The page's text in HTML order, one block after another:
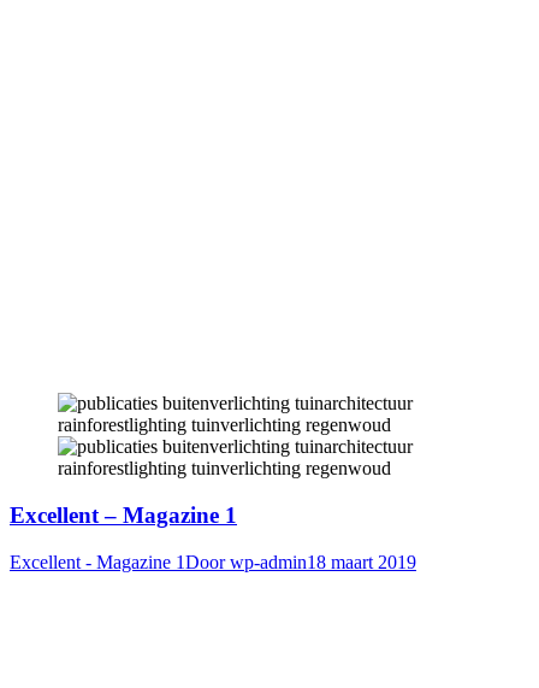
Excellent – Magazine 1
Excellent - Magazine 1Doorwp-admin18 maart 2019